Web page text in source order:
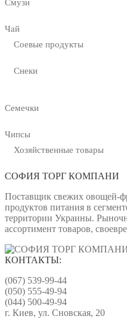
Смузи
Чай
Соевые продукты
Снеки
Семечки
Чипсы
Хозяйственные товары
СОФИЯ ТОРГ КОМПАНИ
Поставщик свежих овощей-
продуктов питания в
территории Украины.
ассортимент товаров,
КОНТАКТЫ:
(067) 539-99-44
(050) 555-49-94
(044) 500-49-94
г. Киев, ул. Сновская, 20